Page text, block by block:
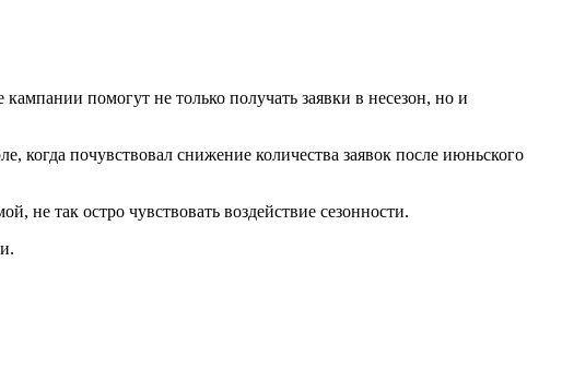
помогут не только получать заявки в несезон, но и
когда почувствовал снижение количества заявок после июньского
не так остро чувствовать воздействие сезонности.